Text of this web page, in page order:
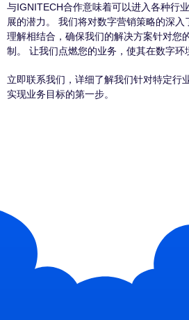
与IGNITECH合作意味着可以进入各种行
展的潜力。 我们将对数字营销策略的深
理解相结合，确保我们的解决方案针对您
制。 让我们点燃您的业务，使其在数字环
立即联系我们，详细了解我们针对特定行
实现业务目标的第一步。